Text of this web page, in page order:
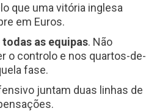
que uma vitória inglesa
em Euros.
as equipas. Não
o controlo e nos quartos-de-
fase.
juntam duas linhas de